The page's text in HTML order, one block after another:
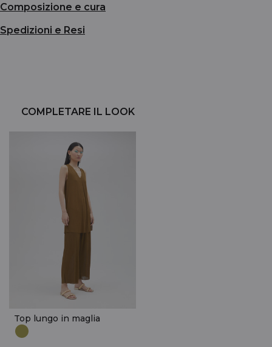
Composizione e cura
Spedizioni e Resi
COMPLETARE IL LOOK
Top lungo in maglia